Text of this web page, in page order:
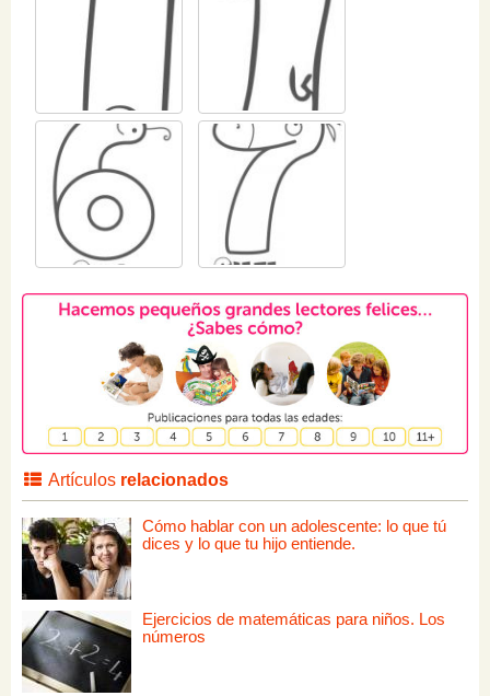
Artículos relacionados
Cómo hablar con un adolescente: lo que tú
dices y lo que tu hijo entiende.
Ejercicios de matemáticas para niños. Los
números